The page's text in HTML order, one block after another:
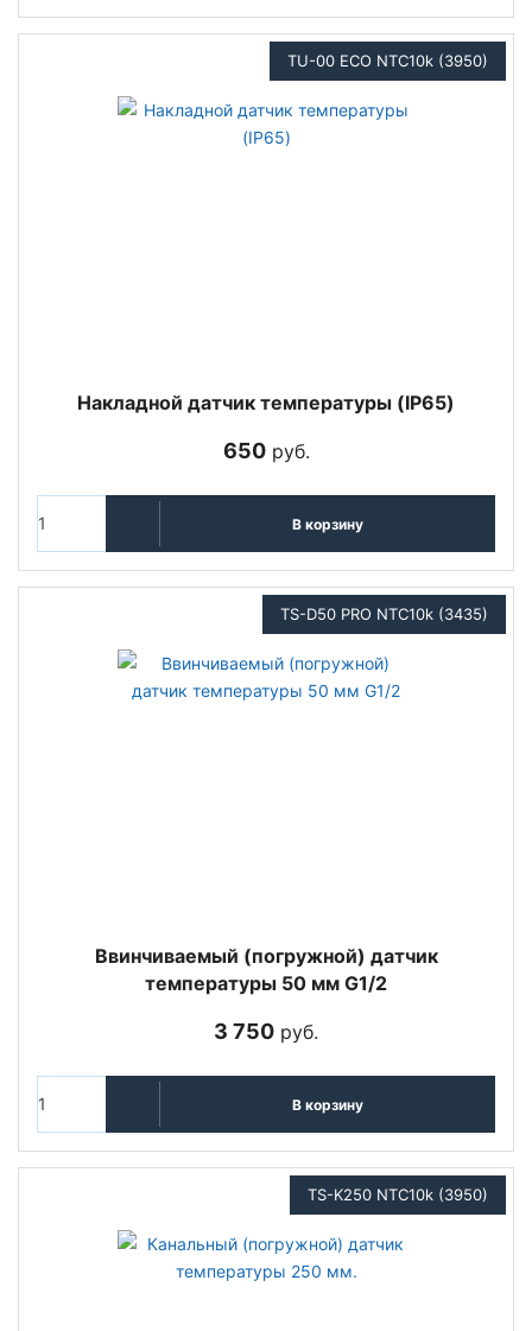
TU-00 ECO NTC10k (3950)
Накладной датчик температуры (IP65)
650руб.
В корзину
TS-D50 PRO NTC10k (3435)
Ввинчиваемый (погружной) датчик
температуры 50 мм G1/2
3 750 руб.
В корзину
TS-K250 NTC10k (3950)